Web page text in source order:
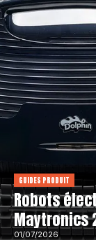
GUIDES PRODUIT
Robots
Maytronics
01/07/2026